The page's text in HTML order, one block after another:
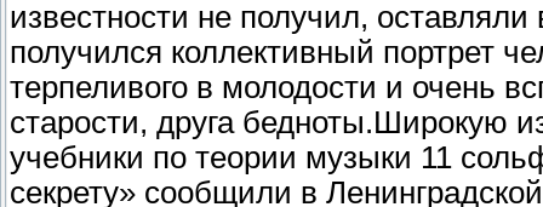
известности не получил,
получился коллективный портрет
терпеливого в молодости и очень
старости, друга бедноты.Широкую
учебники по теории музыки 11
секрету» сообщили в